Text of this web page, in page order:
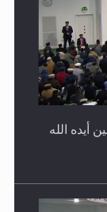
أيده الله